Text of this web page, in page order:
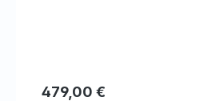
Regulärer Preis:
479,00 €